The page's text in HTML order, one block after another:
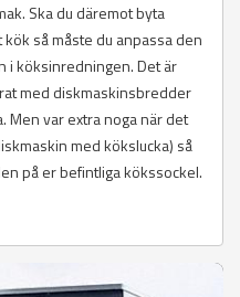
Ska du däremot byta
så måste du anpassa den
i köksinredningen. Det är
med diskmaskinsbredder
Men var extra noga när det
med kökslucka) så
på er befintliga kökssockel.